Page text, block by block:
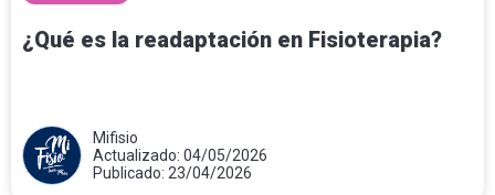
¿Qué es la readaptación en Fisioterapia?
Mifisio
Actualizado: 04/05/2026
Publicado: 23/04/2026